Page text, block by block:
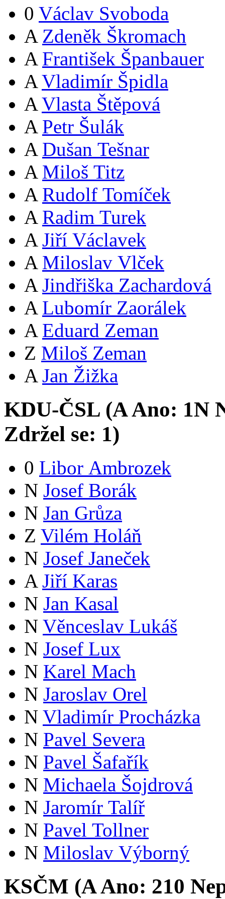
0 Václav Svoboda
A Zdeněk Škromach
A František Španbauer
A Vladimír Špidla
A Vlasta Štěpová
A Petr Šulák
A Dušan Tešnar
A Miloš Titz
A Rudolf Tomíček
A Radim Turek
A Jiří Václavek
A Miloslav Vlček
A Jindřiška Zachardová
A Lubomír Zaorálek
A Eduard Zeman
Z Miloš Zeman
A Jan Žižka
KDU-ČSL (AAno: 1N
Zdržel se: 1)
0 Libor Ambrozek
N Josef Borák
N Jan Grůza
Z Vilém Holáň
N Josef Janeček
A Jiří Karas
N Jan Kasal
N Věnceslav Lukáš
N Josef Lux
N Karel Mach
N Jaroslav Orel
N Vladimír Procházka
N Pavel Severa
N Pavel Šafařík
N Michaela Šojdrová
N Jaromír Talíř
N Pavel Tollner
N Miloslav Výborný
KSČM (AAno: 210